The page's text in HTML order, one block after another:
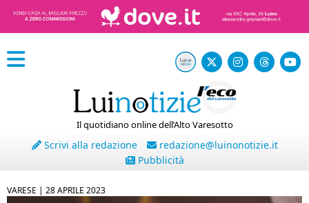
Il quotidiano online dell’Alto Varesotto
Scrivi alla redazione
redazione@luinonotizie.it
Pubblicità
VARESE | 28 APRILE 2023